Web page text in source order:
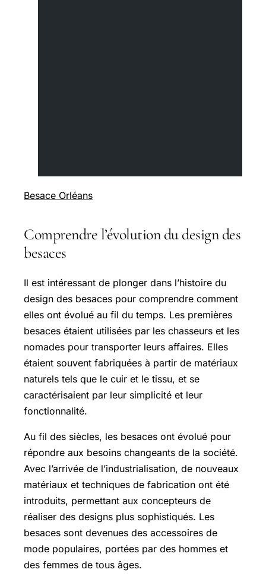
Besace Orléans
Comprendre l’évolution du design des
besaces
Il est intéressant de plonger dans l’histoire du
design des besaces pour comprendre comment
elles ont évolué au fil du temps. Les premières
besaces étaient utilisées par les chasseurs et les
nomades pour transporter leurs affaires. Elles
étaient souvent fabriquées à partir de matériaux
naturels tels que le cuir et le tissu, et se
caractérisaient par leur simplicité et leur
fonctionnalité.
Au fil des siècles, les besaces ont évolué pour
répondre aux besoins changeants de la société.
Avec l’arrivée de l’industrialisation, de nouveaux
matériaux et techniques de fabrication ont été
introduits, permettant aux concepteurs de
réaliser des designs plus sophistiqués. Les
besaces sont devenues des accessoires de
mode populaires, portées par des hommes et
des femmes de tous âges.